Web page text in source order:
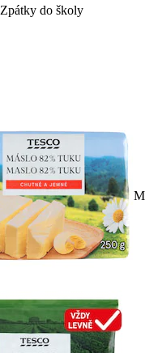
Zpátky do školy